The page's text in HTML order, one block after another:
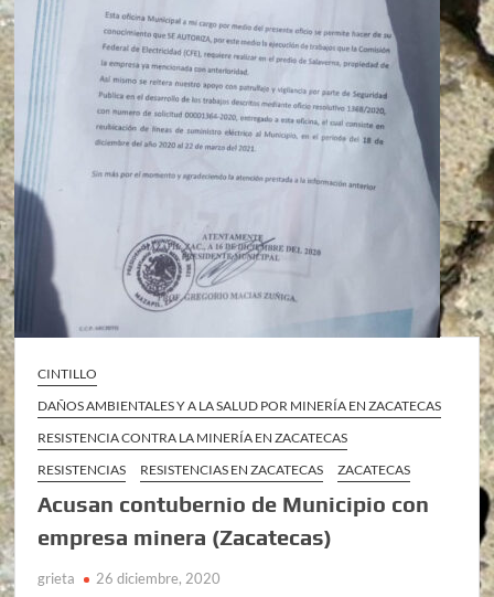
CINTILLO
DAÑOS AMBIENTALES Y A LA SALUD POR MINERÍA EN ZACATECAS
RESISTENCIA CONTRA LA MINERÍA EN ZACATECAS
RESISTENCIAS
RESISTENCIAS EN ZACATECAS ZACATECAS
Acusan contubernio de Municipio con
empresa minera (Zacatecas)
grieta 26 diciembre, 2020